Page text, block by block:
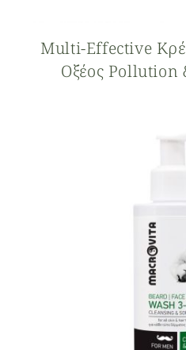
Multi-Effective
Οξέος Pollution